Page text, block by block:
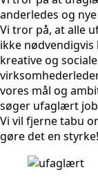
anderledes og
Vi tror på, at alle
ikke nødvendigvis
kreative og
vores mål og
søger ufaglært
Vi vil fjerne tabu
gøre det en styrke!